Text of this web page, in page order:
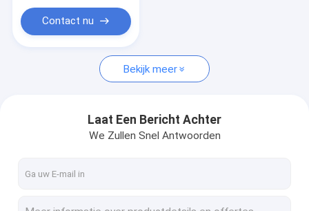
Contact nu
Bekijk meer
Laat Een Bericht Achter
We Zullen Snel Antwoorden